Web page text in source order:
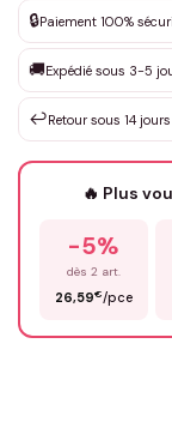
Que souhaitez-
Votre texte / idée*
Prénom*
🔒Paiement 100%
🚚Expédié sous 3-5
↩️Retour sous 14 jours
🔥 Plus
-5%
dès 2 art.
26,59€/pce